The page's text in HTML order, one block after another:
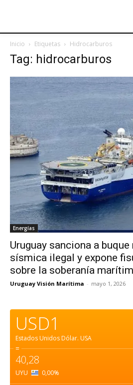
Inicio Etiquetas Hidrocarburos
Tag: hidrocarburos
Energías
Uruguay sanciona a
sísmica ilegal y expone
sobre la soberanía
Uruguay Visión Marítima - mayo 1, 2026
USD1
Estados Unidos Dólar. USA
=
40,28
UYU 0,00%